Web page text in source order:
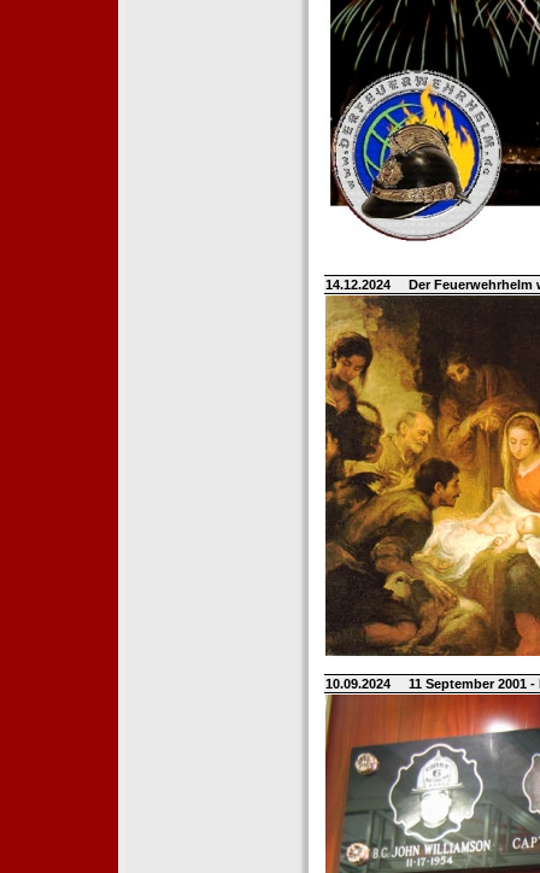
14.12.2024 Der
10.09.2024 11 September 2001